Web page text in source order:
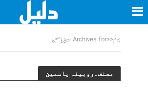
ہوم<<Archives for روبینہ یاسمین
مصنف۔روبینہ یاسمین